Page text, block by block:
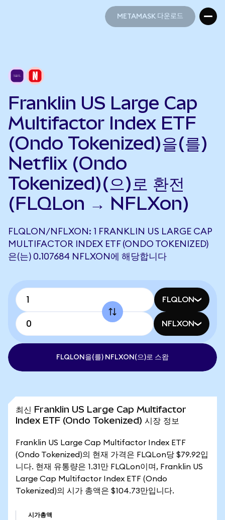
METAMASK 다운로드
Franklin US Large Cap
Multifactor Index ETF
(Ondo Tokenized)을(를)
Netflix (Ondo
Tokenized)(으)로 환전
(FLQLon → NFLXon)
FLQLON/NFLXON: 1 FRANKLIN US LARGE CAP
MULTIFACTOR INDEX ETF (ONDO TOKENIZED)
은(는) 0.107684 NFLXON에 해당합니다
FLQLON
NFLXON
FLQLON을(를) NFLXON(으)로 스왑
최신 Franklin US Large Cap Multifactor
Index ETF (Ondo Tokenized) 시장 정보
Franklin US Large Cap Multifactor Index ETF
(Ondo Tokenized)의 현재 가격은 FLQLon당 $79.92입
니다. 현재 유통량은 1.31만 FLQLon이며, Franklin US
Large Cap Multifactor Index ETF (Ondo
Tokenized)의 시가 총액은 $104.73만입니다.
시가총액